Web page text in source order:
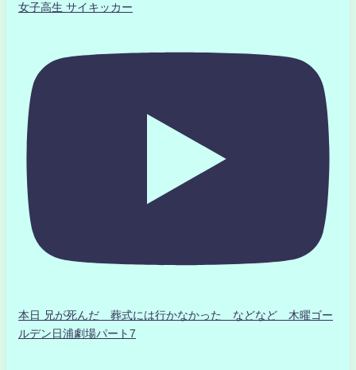
女子高生 サイキッカー
本日 兄が死んだ 葬式には行かなかった などなど 木曜ゴー
ルデン日浦劇場パート7